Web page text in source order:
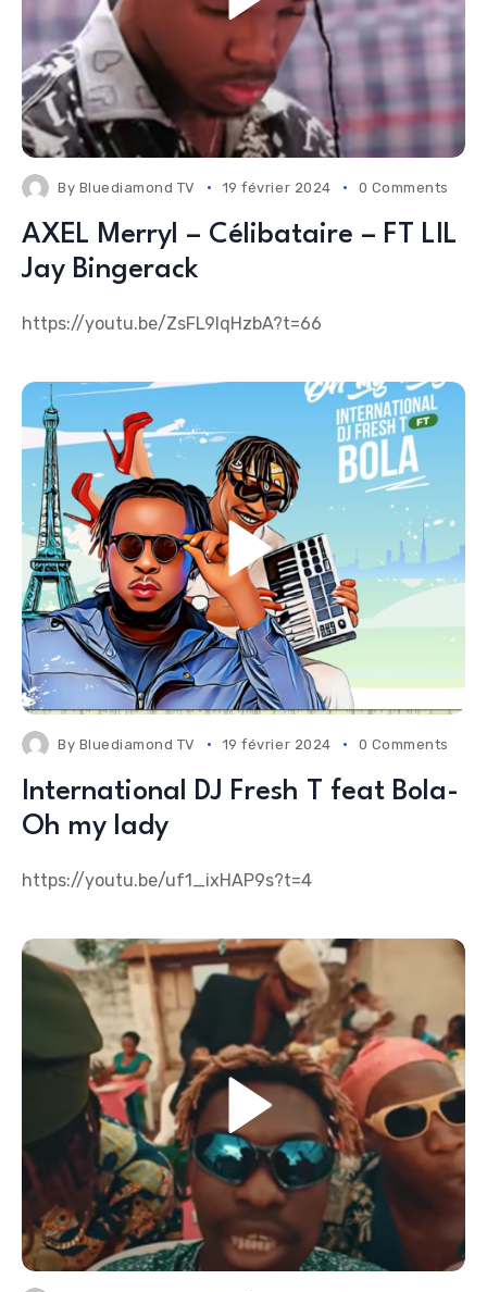
By Bluediamond TV 19 février 2024 0 Comments
AXEL Merryl – Célibataire – FT LIL
Jay Bingerack
https://youtu.be/ZsFL9IqHzbA?t=66
By Bluediamond TV 19 février 2024 0 Comments
International DJ Fresh T feat Bola-
Oh my lady
https://youtu.be/uf1_ixHAP9s?t=4